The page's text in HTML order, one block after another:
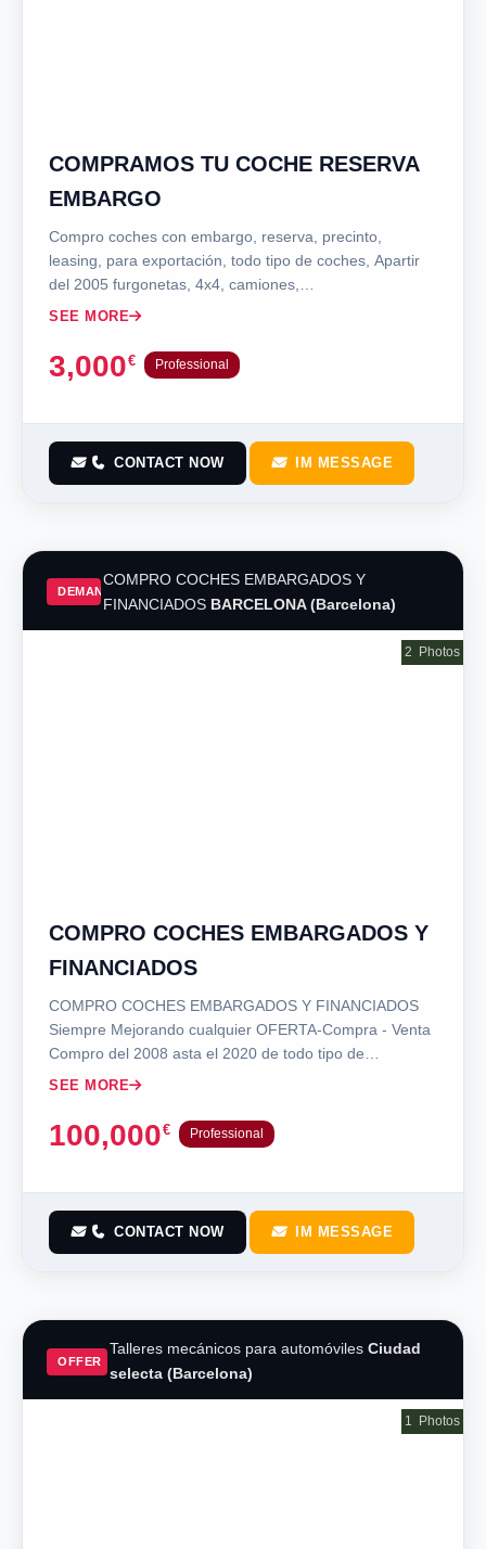
COMPRAMOS TU COCHE RESERVA
EMBARGO
Compro coches con embargo, reserva, precinto,
leasing, para exportación, todo tipo de coches, Apartir
del 2005 furgonetas, 4x4, camiones,…
SEE MORE
3,000€ Professional
CONTACT NOW IM MESSAGE
DEMAND
COMPRO COCHES EMBARGADOS Y
FINANCIADOS BARCELONA (Barcelona)
COMPRO COCHES EMBARGADOS Y
FINANCIADOS
COMPRO COCHES EMBARGADOS Y FINANCIADOS
Siempre Mejorando cualquier OFERTA-Compra - Venta
Compro del 2008 asta el 2020 de todo tipo de…
SEE MORE
100,000€ Professional
2 Photos
CONTACT NOW IM MESSAGE
OFFER
Talleres mecánicos para automóviles Ciudad
selecta (Barcelona)
1 Photos